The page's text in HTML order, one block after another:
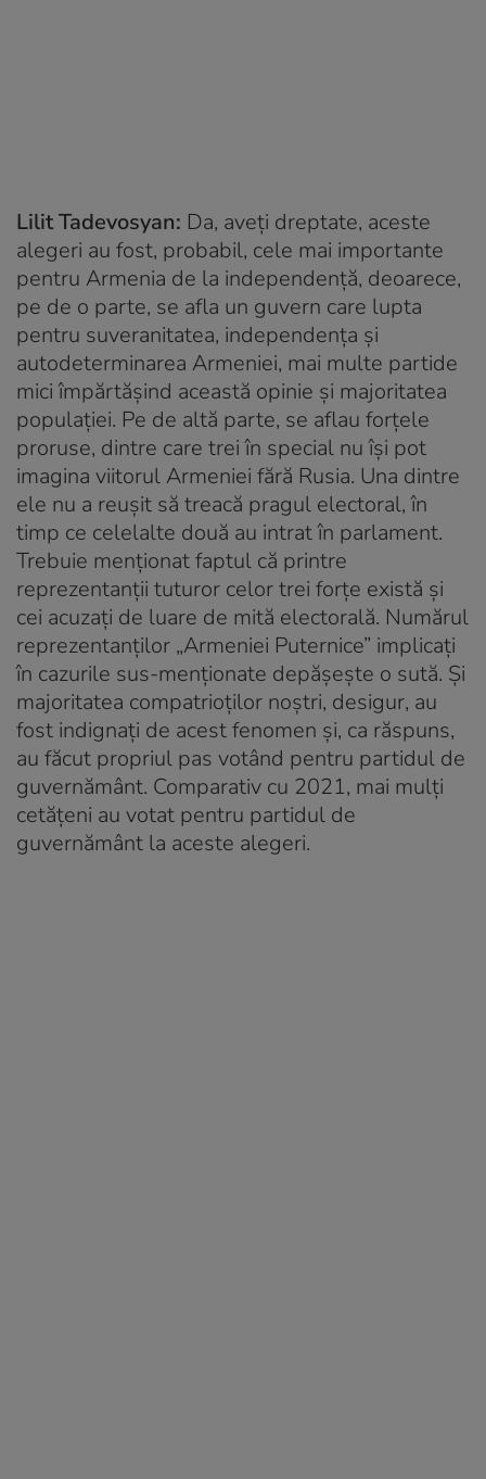
Lilit Tadevosyan: Da, aveți dreptate, aceste
alegeri au fost, probabil, cele mai importante
pentru Armenia de la independență, deoarece,
pe de o parte, se afla un guvern care lupta
pentru suveranitatea, independența și
autodeterminarea Armeniei, mai multe partide
mici împărtășind această opinie și majoritatea
populației. Pe de altă parte, se aflau forțele
proruse, dintre care trei în special nu își pot
imagina viitorul Armeniei fără Rusia. Una dintre
ele nu a reușit să treacă pragul electoral, în
timp ce celelalte două au intrat în parlament.
Trebuie menționat faptul că printre
reprezentanții tuturor celor trei forțe există și
cei acuzați de luare de mită electorală. Numărul
reprezentanților „Armeniei Puternice” implicați
în cazurile sus-menționate depășește o sută. Și
majoritatea compatrioților noștri, desigur, au
fost indignați de acest fenomen și, ca răspuns,
au făcut propriul pas votând pentru partidul de
guvernământ. Comparativ cu 2021, mai mulți
cetățeni au votat pentru partidul de
guvernământ la aceste alegeri.